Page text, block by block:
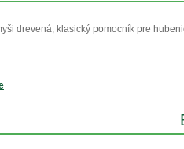
drevená, klasický pomocník pre